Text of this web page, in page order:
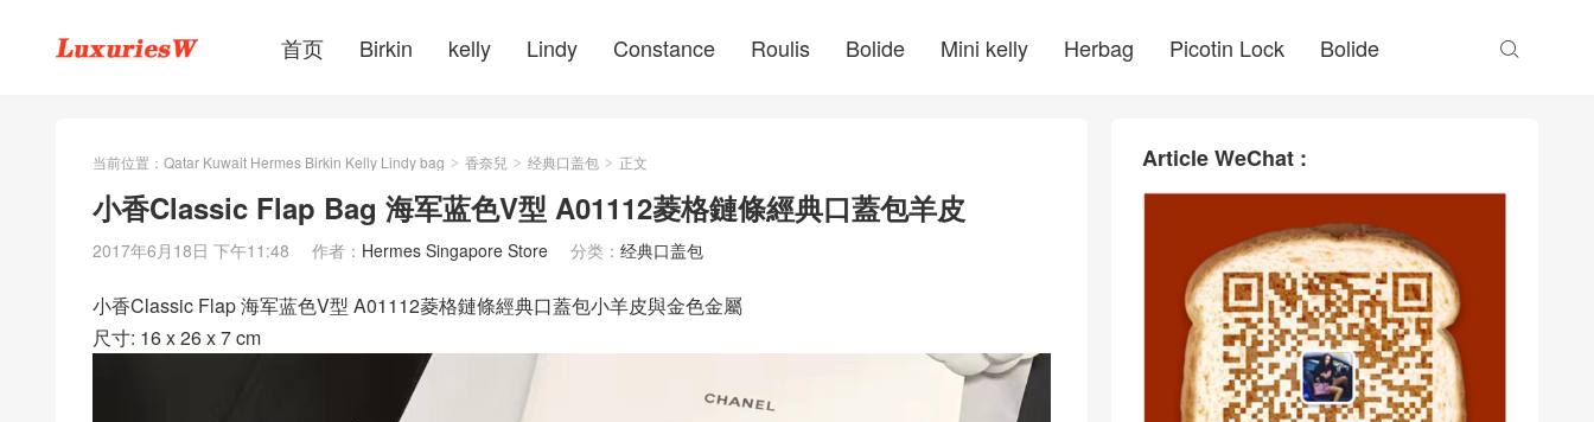
首页 Birkin kelly Lindy Constance Roulis Bolide Mini kelly Herbag Picotin Lock Bolide 
当前位置： Qatar Kuwait Hermes Birkin Kelly Lindy bag > 香奈兒 > 经典口盖包 > 正文
小香Classic Flap Bag 海军蓝色V型 A01112菱格鏈條經典口蓋包羊皮
2017年6月18日 下午11:48 作者： Hermes Singapore Store 分类： 经典口盖包
小香Classic Flap 海军蓝色V型 A01112菱格鏈條經典口蓋包小羊皮與金色金屬
尺寸: 16 x 26 x 7 cm
Article WeChat :